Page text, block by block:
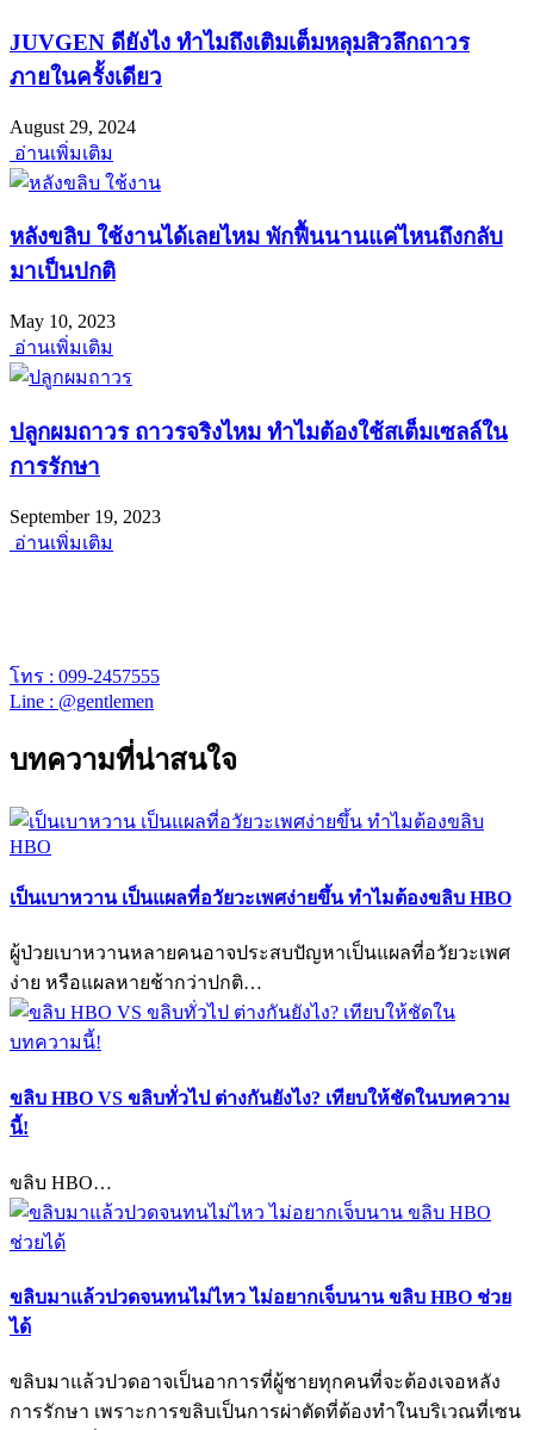
JUVGEN ดียังไง ทำไมถึงเติมเต็มหลุมสิวลึกถาวร
ภายในครั้งเดียว
August 29, 2024
อ่านเพิ่มเติม
หลังขลิบ ใช้งานได้เลยไหม พักฟื้นนานแค่ไหนถึงกลับ
มาเป็นปกติ
May 10, 2023
อ่านเพิ่มเติม
ปลูกผมถาวร ถาวรจริงไหม ทำไมต้องใช้สเต็มเซลล์ใน
การรักษา
September 19, 2023
อ่านเพิ่มเติม
โทร : 099-2457555
Line : @gentlemen
บทความที่น่าสนใจ
เป็นเบาหวาน เป็นแผลที่อวัยวะเพศง่ายขึ้น ทำไมต้องขลิบ HBO
ผู้ป่วยเบาหวานหลายคนอาจประสบปัญหาเป็นแผลที่อวัยวะเพศ
ง่าย หรือแผลหายช้ากว่าปกติ…
ขลิบ HBO VS ขลิบทั่วไป ต่างกันยังไง? เทียบให้ชัดในบทความ
นี้!
ขลิบ HBO…
ขลิบมาแล้วปวดจนทนไม่ไหว ไม่อยากเจ็บนาน ขลิบ HBO ช่วย
ได้
ขลิบมาแล้วปวดอาจเป็นอาการที่ผู้ชายทุกคนที่จะต้องเจอหลัง
การรักษา เพราะการขลิบเป็นการผ่าตัดที่ต้องทำในบริเวณที่เซน